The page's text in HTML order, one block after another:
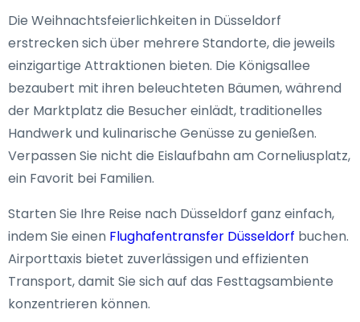
Die Weihnachtsfeierlichkeiten in Düsseldorf
erstrecken sich über mehrere Standorte, die jeweils
einzigartige Attraktionen bieten. Die Königsallee
bezaubert mit ihren beleuchteten Bäumen, während
der Marktplatz die Besucher einlädt, traditionelles
Handwerk und kulinarische Genüsse zu genießen.
Verpassen Sie nicht die Eislaufbahn am Corneliusplatz,
ein Favorit bei Familien.
Starten Sie Ihre Reise nach Düsseldorf ganz einfach,
indem Sie einen Flughafentransfer Düsseldorf buchen.
Airporttaxis bietet zuverlässigen und effizienten
Transport, damit Sie sich auf das Festtagsambiente
konzentrieren können.